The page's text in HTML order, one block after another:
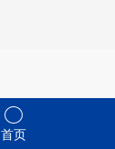
首页